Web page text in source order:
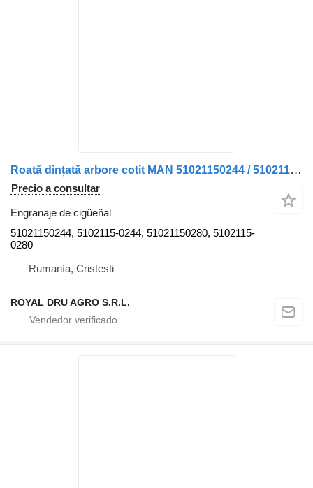
Roată dințată arbore cotit MAN 51021150244 / 51021150280 engranaje de cigüeñal para camión
Precio a consultar
Engranaje de cigüeñal
51021150244, 5102115-0244, 51021150280, 5102115-
0280
Rumanía, Cristesti
ROYAL DRU AGRO S.R.L.